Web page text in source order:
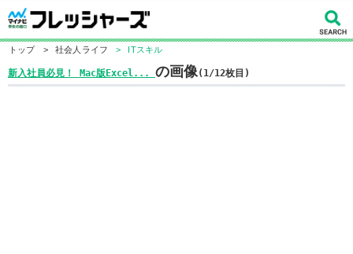
トップ > 社会人ライフ > ITスキル
新入社員必見！ Mac版Excel... の画像(1/12枚目)